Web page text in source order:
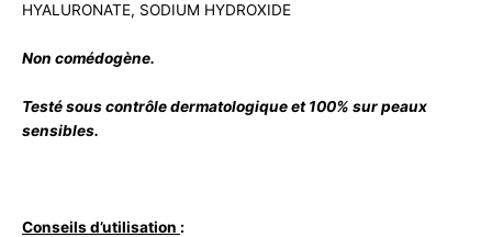
HYALURONATE, SODIUM HYDROXIDE
Non comédogène.
Testé sous contrôle dermatologique et 100% sur peaux
sensibles.
Conseils d’utilisation :